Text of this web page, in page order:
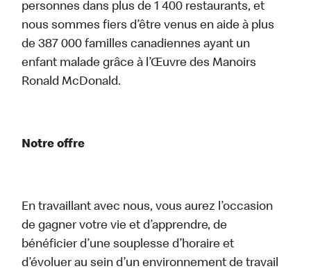
personnes dans plus de 1 400 restaurants, et
nous sommes fiers d’être venus en aide à plus
de 387 000 familles canadiennes ayant un
enfant malade grâce à l’Œuvre des Manoirs
Ronald McDonald.
Notre offre
En travaillant avec nous, vous aurez l’occasion
de gagner votre vie et d’apprendre, de
bénéficier d’une souplesse d’horaire et
d’évoluer au sein d’un environnement de travail